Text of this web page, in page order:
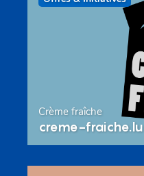
Crème fraîche
creme-fraiche.lu